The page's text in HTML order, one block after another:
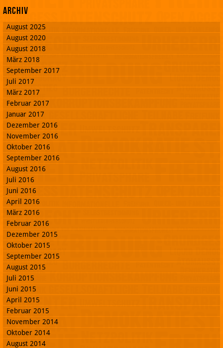
Archiv
August 2025
August 2020
August 2018
März 2018
September 2017
Juli 2017
März 2017
Februar 2017
Januar 2017
Dezember 2016
November 2016
Oktober 2016
September 2016
August 2016
Juli 2016
Juni 2016
April 2016
März 2016
Februar 2016
Dezember 2015
Oktober 2015
September 2015
August 2015
Juli 2015
Juni 2015
April 2015
Februar 2015
November 2014
Oktober 2014
August 2014